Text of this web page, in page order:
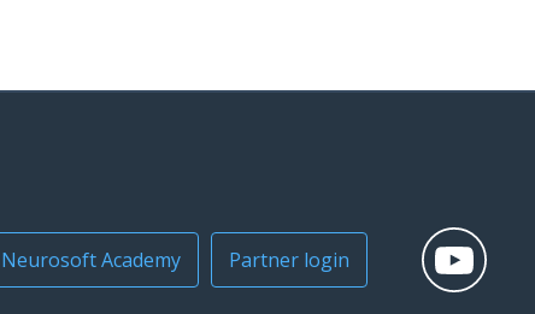
Neurosoft Academy Partner login